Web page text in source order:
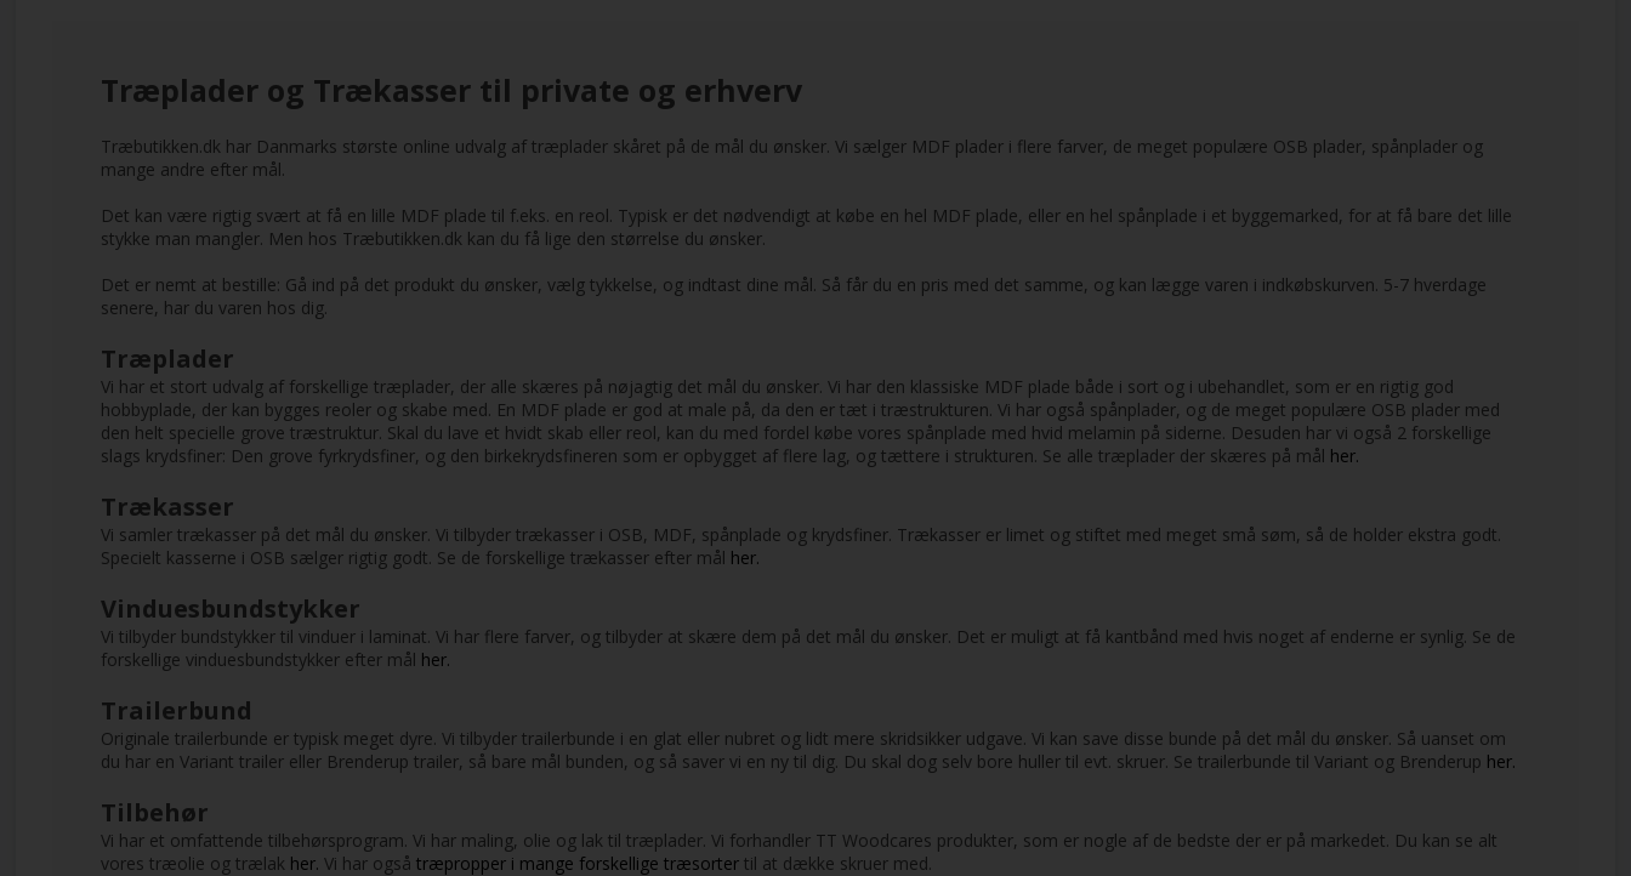
Træplader og Trækasser til private og erhverv
Træbutikken.dk har Danmarks største online udvalg af træplader skåret på de mål du ønsker. Vi sælger MDF plader i flere farver, de meget populære OSB plader, spånplader og
mange andre efter mål.
Det kan være rigtig svært at få en lille MDF plade til f.eks. en reol. Typisk er det nødvendigt at købe en hel MDF plade, eller en hel spånplade i et byggemarked, for at få bare det lille
stykke man mangler. Men hos Træbutikken.dk kan du få lige den størrelse du ønsker.
Det er nemt at bestille: Gå ind på det produkt du ønsker, vælg tykkelse, og indtast dine mål. Så får du en pris med det samme, og kan lægge varen i indkøbskurven. 5-7 hverdage
senere, har du varen hos dig.
Træplader
Vi har et stort udvalg af forskellige træplader, der alle skæres på nøjagtig det mål du ønsker. Vi har den klassiske MDF plade både i sort og i ubehandlet, som er en rigtig god
hobbyplade, der kan bygges reoler og skabe med. En MDF plade er god at male på, da den er tæt i træstrukturen. Vi har også spånplader, og de meget populære OSB plader med
den helt specielle grove træstruktur. Skal du lave et hvidt skab eller reol, kan du med fordel købe vores spånplade med hvid melamin på siderne. Desuden har vi også 2 forskellige
slags krydsfiner: Den grove fyrkrydsfiner, og den birkekrydsfineren som er opbygget af flere lag, og tættere i strukturen. Se alle træplader der skæres på mål her.
Trækasser
Vi samler trækasser på det mål du ønsker. Vi tilbyder trækasser i OSB, MDF, spånplade og krydsfiner. Trækasser er limet og stiftet med meget små søm, så de holder ekstra godt.
Specielt kasserne i OSB sælger rigtig godt. Se de forskellige trækasser efter mål her.
Vinduesbundstykker
Vi tilbyder bundstykker til vinduer i laminat. Vi har flere farver, og tilbyder at skære dem på det mål du ønsker. Det er muligt at få kantbånd med hvis noget af enderne er synlig. Se de
forskellige vinduesbundstykker efter mål her.
Trailerbund
Originale trailerbunde er typisk meget dyre. Vi tilbyder trailerbunde i en glat eller nubret og lidt mere skridsikker udgave. Vi kan save disse bunde på det mål du ønsker. Så uanset om
du har en Variant trailer eller Brenderup trailer, så bare mål bunden, og så saver vi en ny til dig. Du skal dog selv bore huller til evt. skruer. Se trailerbunde til Variant og Brenderup her.
Tilbehør
Vi har et omfattende tilbehørsprogram. Vi har maling, olie og lak til træplader. Vi forhandler TT Woodcares produkter, som er nogle af de bedste der er på markedet. Du kan se alt
vores træolie og trælak her. Vi har ogsåtræpropper i mange forskellige træsorter til at dække skruer med.